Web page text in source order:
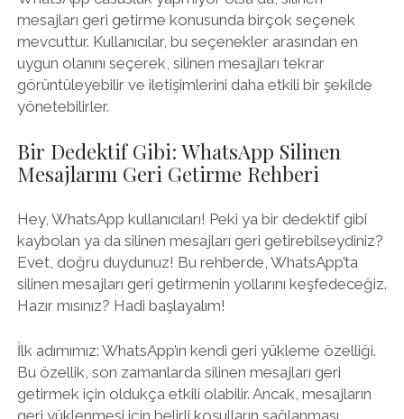
mesajları geri getirme konusunda birçok seçenek
mevcuttur. Kullanıcılar, bu seçenekler arasından en
uygun olanını seçerek, silinen mesajları tekrar
görüntüleyebilir ve iletişimlerini daha etkili bir şekilde
yönetebilirler.
Bir Dedektif Gibi: WhatsApp Silinen
Mesajlarını Geri Getirme Rehberi
Hey, WhatsApp kullanıcıları! Peki ya bir dedektif gibi
kaybolan ya da silinen mesajları geri getirebilseydiniz?
Evet, doğru duydunuz! Bu rehberde, WhatsApp’ta
silinen mesajları geri getirmenin yollarını keşfedeceğiz.
Hazır mısınız? Hadi başlayalım!
İlk adımımız: WhatsApp’ın kendi geri yükleme özelliği.
Bu özellik, son zamanlarda silinen mesajları geri
getirmek için oldukça etkili olabilir. Ancak, mesajların
geri yüklenmesi için belirli koşulların sağlanması